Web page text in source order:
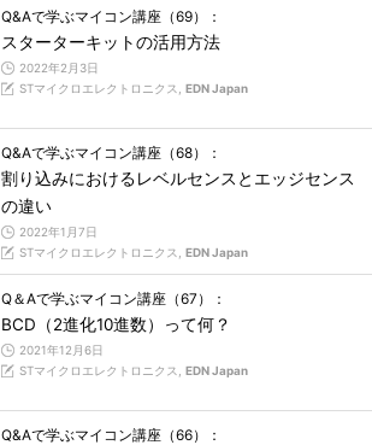
Q&Aで学ぶマイコン講座（69）：
スターターキットの活用方法
2022年2月3日
STマイクロエレクトロニクス, EDN Japan
Q&Aで学ぶマイコン講座（68）：
割り込みにおけるレベルセンスとエッジセンス
の違い
2022年1月7日
STマイクロエレクトロニクス, EDN Japan
Q＆Aで学ぶマイコン講座（67）：
BCD（2進化10進数）って何？
2021年12月6日
STマイクロエレクトロニクス, EDN Japan
Q&Aで学ぶマイコン講座（66）：